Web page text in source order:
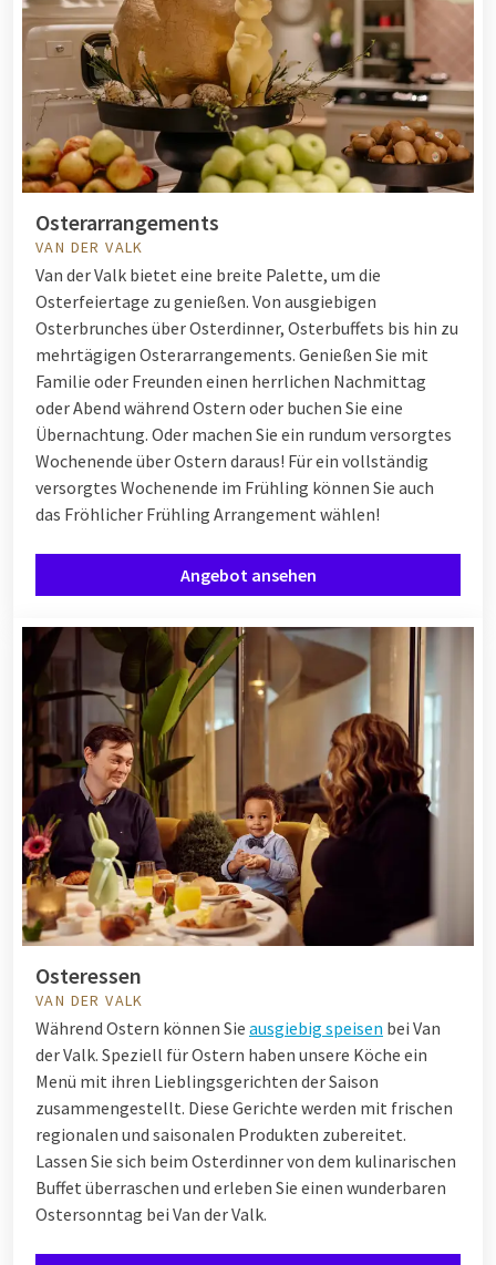
Osterarrangements
VAN DER VALK
Van der Valk bietet eine breite Palette, um die
Osterfeiertage zu genießen. Von ausgiebigen
Osterbrunches über Osterdinner, Osterbuffets bis hin zu
mehrtägigen Osterarrangements. Genießen Sie mit
Familie oder Freunden einen herrlichen Nachmittag
oder Abend während Ostern oder buchen Sie eine
Übernachtung. Oder machen Sie ein rundum versorgtes
Wochenende über Ostern daraus! Für ein vollständig
versorgtes Wochenende im Frühling können Sie auch
das Fröhlicher Frühling Arrangement wählen!
Angebot ansehen
Osteressen
VAN DER VALK
Während Ostern können Sie ausgiebig speisen bei Van
der Valk. Speziell für Ostern haben unsere Köche ein
Menü mit ihren Lieblingsgerichten der Saison
zusammengestellt. Diese Gerichte werden mit frischen
regionalen und saisonalen Produkten zubereitet.
Lassen Sie sich beim Osterdinner von dem kulinarischen
Buffet überraschen und erleben Sie einen wunderbaren
Ostersonntag bei Van der Valk.